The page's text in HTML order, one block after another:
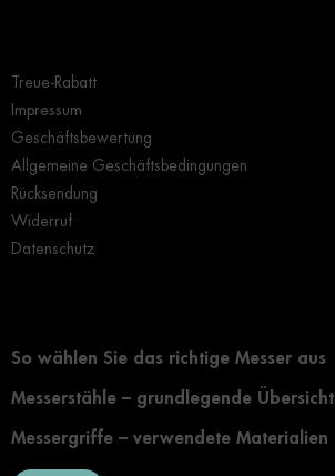
Treue-Rabatt
Impressum
Geschäftsbewertung
Allgemeine Geschäftsbedingungen
Rücksendung
Widerruf
Datenschutz
So wählen Sie das richtige Messer aus
Messerstähle – grundlegende Übersicht
Messergriffe – verwendete Materialien